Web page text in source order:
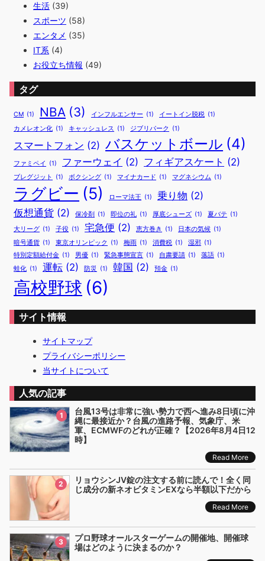
生活 (39)
スポーツ (58)
エンタメ (35)
IT系 (4)
お役立ち情報 (49)
タグ
CM (1) NBA (3) インフルエンサー (1) イートイン脱税 (1)
カメレオン化 (1) キャッシュレス (1) ジブリパーク (1)
スマートフォン (2) バスケットボール (4)
ファミペイ (1) ファーウェイ (2) フィギアスケート (2)
ブレグジット (1) ボクシング (1) マイナカード (1) マグネシウム (1)
ラグビー (5) ローマ法王 (1) 乗り物 (2)
仮想通貨 (2) 保冷剤 (1) 即位の礼 (1) 厚底シューズ (1) 夏バテ (1)
大リーグ (1) 子役 (1) 宅急便 (2) 恵方巻き (1) 日本の気候 (1)
暗号通貨 (1) 東京オリンピック (1) 梅雨 (1) 消費税 (1) 湿邪 (1)
特別定額給付金 (1) 男優 (1) 緊急事態宣言 (1) 自粛要請 (1) 落語 (1)
蛙化 (1) 運転 (2) 防災 (1) 韓国 (2) 預金 (1)
高校野球 (6)
サイト情報
サイトマップ
プライバシーポリシー
当サイトについて
人気の記事
1
台風13号は非常に強い勢力で西へ進み8日頃に沖
縄に最接近か？台風の進路予報、気象庁、米
軍、ECMWFのどれが正確？【2026年8月4日12
時】
Read More
2
リョウシンJV錠の注文する前に読んで！全く同
じ成分の新ネオビタミンEXなら半額以下だから
Read More
3
プロ野球オールスターゲームの開催地、開催球
場はどのように決まるのか？